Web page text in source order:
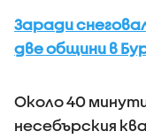
Заради
две общини в
Около 40
несебърския